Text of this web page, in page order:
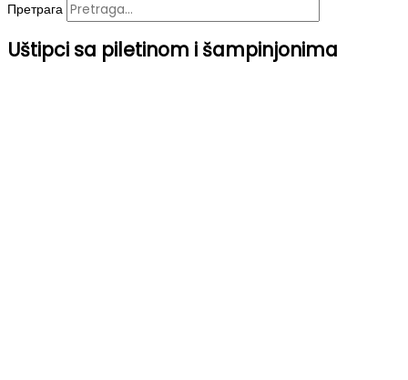
Претрага
Uštipci sa piletinom i šampinjonima